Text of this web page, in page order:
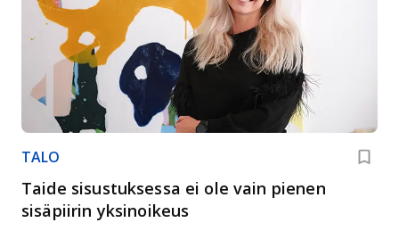
TALO
Taide sisustuksessa ei ole vain pienen
sisäpiirin yksinoikeus